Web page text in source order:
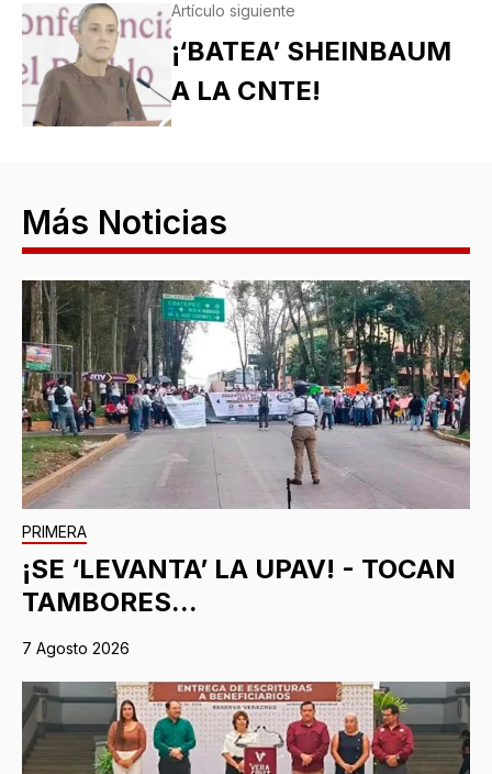
Artículo siguiente
¡‘BATEA’ SHEINBAUM
A LA CNTE!
Más Noticias
PRIMERA
¡SE ‘LEVANTA’ LA UPAV! - TOCAN
TAMBORES...
7 Agosto 2026